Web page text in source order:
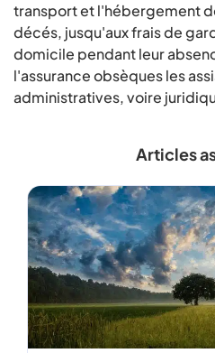
transport et l'hébergement
décés, jusqu'aux frais de
domicile pendant leur
l'assurance obsèques les
administratives, voire
Articles